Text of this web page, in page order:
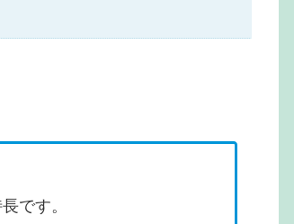
です。